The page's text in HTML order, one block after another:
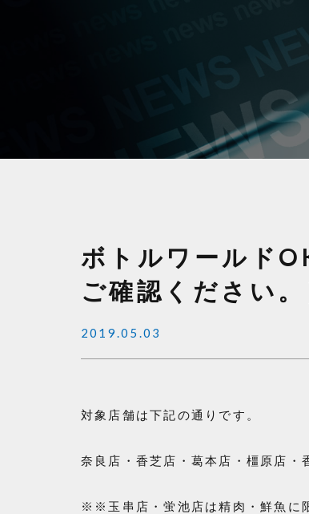
ボトルワールド
ご確認ください。
2019.05.03
対象店舗は下記の通りです。
奈良店・香芝店・葛本店・橿原店・
※※玉串店・蛍池店は精肉・鮮魚に